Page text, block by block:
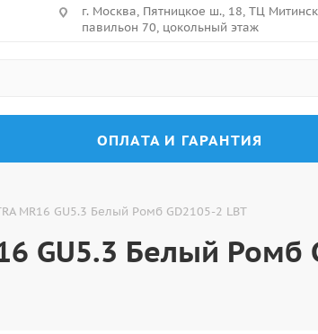
г. Москва, Пятницкое ш., 18, ТЦ
павильон 70, цокольный этаж
ОПЛАТА И ГАРАНТИЯ
MR16 GU5.3 Белый Ромб GD2105-2 LBT
GU5.3 Белый Ромб